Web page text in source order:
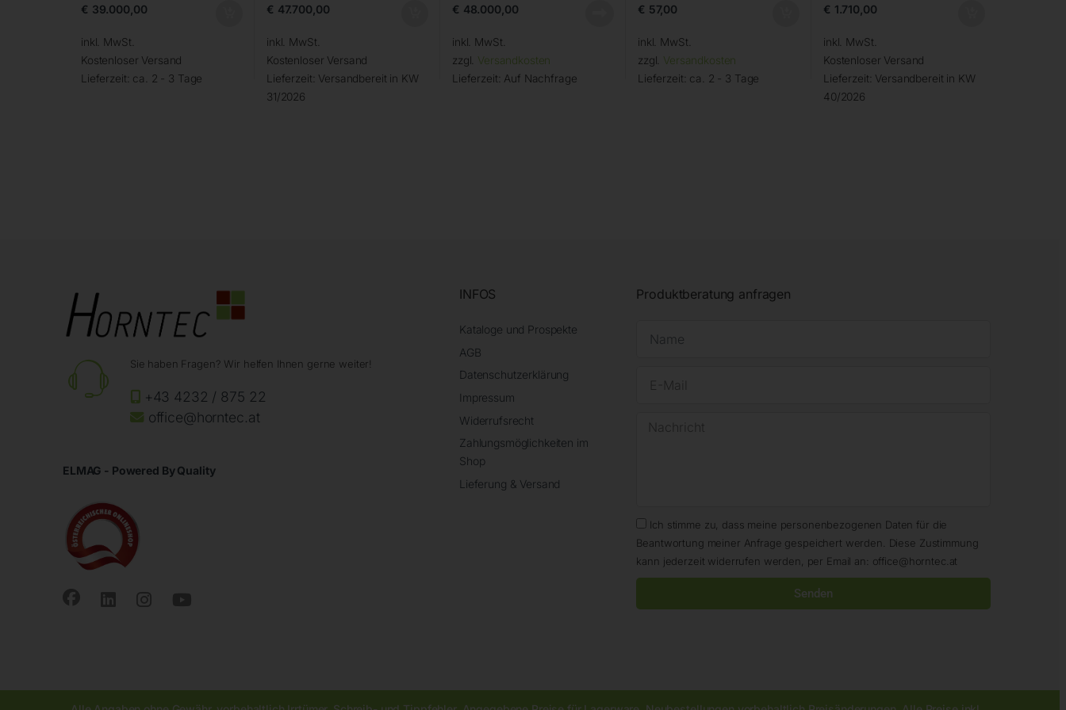
€ 39.000,00
inkl. MwSt.
Kostenloser Versand
Lieferzeit: ca. 2 - 3 Tage
€ 47.700,00
inkl. MwSt.
Kostenloser Versand
Lieferzeit: Versandbereit in KW
31/2026
€ 48.000,00
inkl. MwSt.
zzgl. Versandkosten
Lieferzeit: Auf Nachfrage
€ 57,00
inkl. MwSt.
zzgl. Versandkosten
Lieferzeit: ca. 2 - 3 Tage
€ 1.710,00
inkl. MwSt.
Kostenloser Versand
Lieferzeit: Versandbereit in KW
40/2026
Sie haben Fragen? Wir helfen Ihnen gerne weiter!
+43 4232 / 875 22
office@horntec.at
ELMAG - Powered By Quality
INFOS
Kataloge und Prospekte
AGB
Datenschutzerklärung
Impressum
Widerrufsrecht
Zahlungsmöglichkeiten im
Shop
Lieferung & Versand
Produktberatung anfragen
Ich stimme zu, dass meine personenbezogenen Daten für die
Beantwortung meiner Anfrage gespeichert werden. Diese Zustimmung
kann jederzeit widerrufen werden, per Email an: office@horntec.at
Senden